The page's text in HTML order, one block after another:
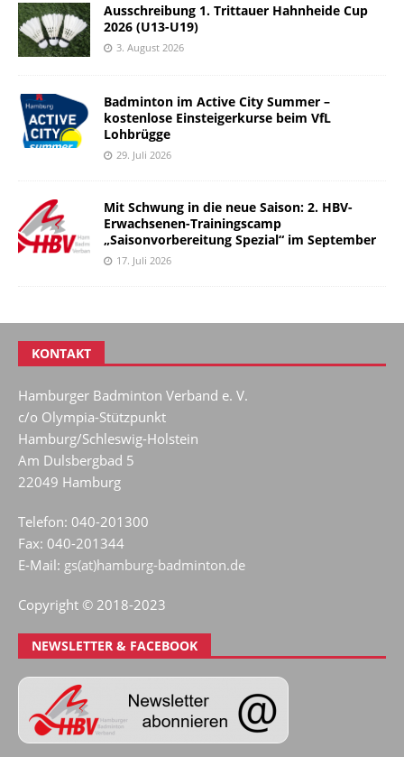
Ausschreibung 1. Trittauer Hahnheide Cup
2026 (U13-U19)
3. August 2026
Badminton im Active City Summer –
kostenlose Einsteigerkurse beim VfL
Lohbrügge
29. Juli 2026
Mit Schwung in die neue Saison: 2. HBV-
Erwachsenen-Trainingscamp
„Saisonvorbereitung Spezial“ im September
17. Juli 2026
KONTAKT
Hamburger Badminton Verband e. V.
c/o Olympia-Stützpunkt
Hamburg/Schleswig-Holstein
Am Dulsbergbad 5
22049 Hamburg
Telefon: 040-201300
Fax: 040-201344
E-Mail: gs(at)hamburg-badminton.de
Copyright © 2018-2023
NEWSLETTER & FACEBOOK